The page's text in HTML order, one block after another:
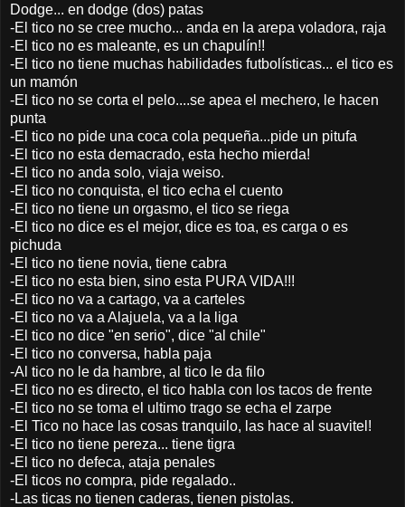
Dodge... en dodge (dos) patas
-El tico no se cree mucho... anda en la arepa voladora, raja
-El tico no es maleante, es un chapulín!!
-El tico no tiene muchas habilidades futbolísticas... el tico es
un mamón
-El tico no se corta el pelo....se apea el mechero, le hacen
punta
-El tico no pide una coca cola pequeña...pide un pitufa
-El tico no esta demacrado, esta hecho mierda!
-El tico no anda solo, viaja weiso.
-El tico no conquista, el tico echa el cuento
-El tico no tiene un orgasmo, el tico se riega
-El tico no dice es el mejor, dice es toa, es carga o es
pichuda
-El tico no tiene novia, tiene cabra
-El tico no esta bien, sino esta PURA VIDA!!!
-El tico no va a cartago, va a carteles
-El tico no va a Alajuela, va a la liga
-El tico no dice "en serio", dice "al chile"
-El tico no conversa, habla paja
-Al tico no le da hambre, al tico le da filo
-El tico no es directo, el tico habla con los tacos de frente
-El tico no se toma el ultimo trago se echa el zarpe
-El Tico no hace las cosas tranquilo, las hace al suavitel!
-El tico no tiene pereza... tiene tigra
-El tico no defeca, ataja penales
-El ticos no compra, pide regalado..
-Las ticas no tienen caderas, tienen pistolas.